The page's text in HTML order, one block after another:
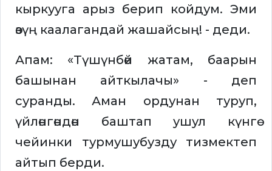
кыркууга арыз берип койдум. Эми
өзүң каалагандай жашайсың! - деди.
Апам: «Түшүнбөй жатам, баарын
башынан айткылачы» - деп
суранды. Аман ордунан туруп,
үйлөнгөндөн баштап ушул күнгө
чейинки турмушубузду тизмектеп
айтып берди.